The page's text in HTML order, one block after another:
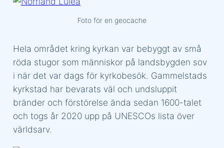
Foto för en geocache
Hela området kring kyrkan var bebyggt av små
röda stugor som människor på landsbygden sov
i när det var dags för kyrkobesök. Gammelstads
kyrkstad har bevarats väl och undsluppit
bränder och förstörelse ända sedan 1600-talet
och togs år 2020 upp på UNESCOs lista över
världsarv.